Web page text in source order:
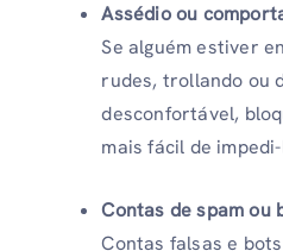
Assédio ou
Se alguém estiver
rudes, trollando ou
desconfortável,
mais fácil de
Contas de spam ou
Contas falsas e